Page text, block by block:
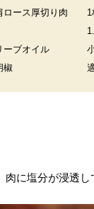
ロース厚切り肉
1
ーブオイル
椒
に塩分が浸透